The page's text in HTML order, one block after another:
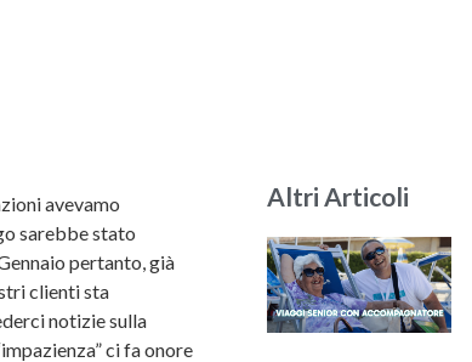
avevamo
sarebbe stato
pertanto, già
clienti sta
notizie sulla
ci fa onore
Altri Articoli